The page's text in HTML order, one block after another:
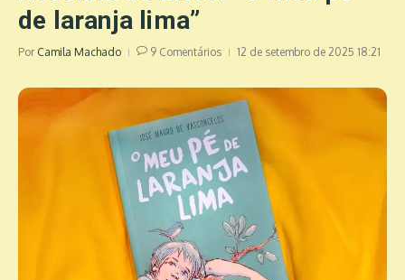
de laranja lima”
Por Camila Machado 9 Comentários 12 de setembro de 2025 18:21